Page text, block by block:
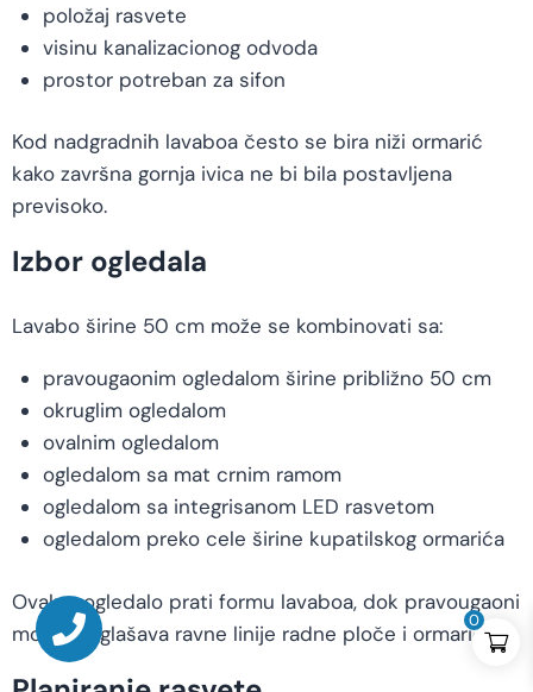
0
položaj rasvete
visinu kanalizacionog odvoda
prostor potreban za sifon
Kod nadgradnih lavaboa često se bira niži ormarić
kako završna gornja ivica ne bi bila postavljena
previsoko.
Izbor ogledala
Lavabo širine 50 cm može se kombinovati sa:
pravougaonim ogledalom širine približno 50 cm
okruglim ogledalom
ovalnim ogledalom
ogledalom sa mat crnim ramom
ogledalom sa integrisanom LED rasvetom
ogledalom preko cele širine kupatilskog ormarića
Ovalno ogledalo prati formu lavaboa, dok pravougaoni
model naglašava ravne linije radne ploče i ormarića.